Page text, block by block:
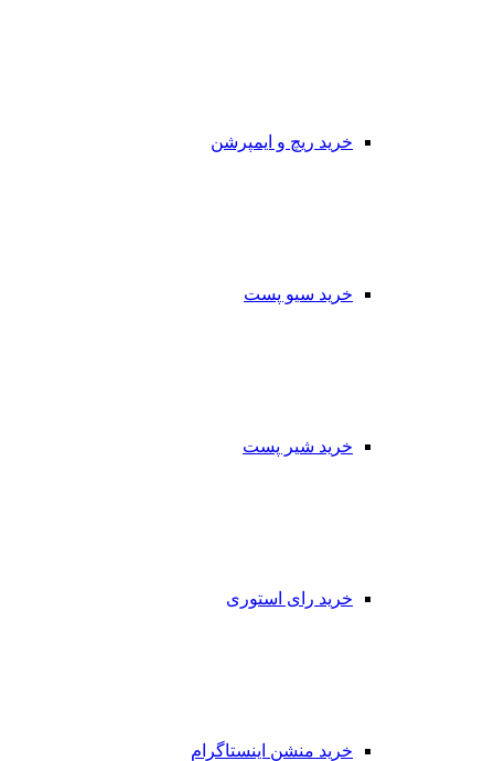
خرید ریچ و ایمپرشن
خرید سیو پست
خرید شیر پست
خرید رای استوری
خرید منشن اینستاگرام